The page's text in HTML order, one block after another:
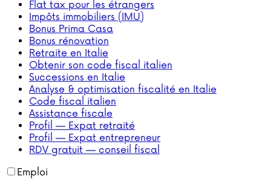
Flat tax pour les étrangers
Impôts immobiliers (IMU)
Bonus Prima Casa
Bonus rénovation
Retraite en Italie
Obtenir son code fiscal italien
Successions en Italie
Analyse & optimisation fiscalité en Italie
Code fiscal italien
Assistance fiscale
Profil — Expat retraité
Profil — Expat entrepreneur
RDV gratuit — conseil fiscal
Emploi